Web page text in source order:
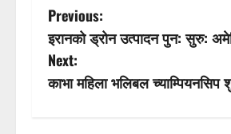
P
o
s
Previous:
इरानको ड्रोन उत्पादन पुन: सुरु:
Next:
काभा महिला भलिबल च्याम्पियनसिप